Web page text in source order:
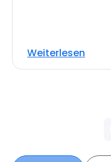
Weiterlesen